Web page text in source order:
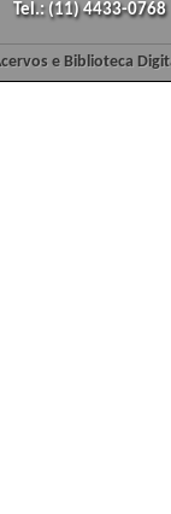
Tel.: (11) 4433-
e Biblioteca